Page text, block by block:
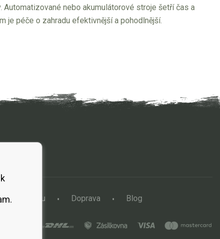
nebo akumulátorové stroje šetří čas a
je péče o zahradu efektivnější a pohodlnější.
Doprava Blog